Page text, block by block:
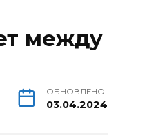
между
ОБНОВЛЕНО
03.04.2024